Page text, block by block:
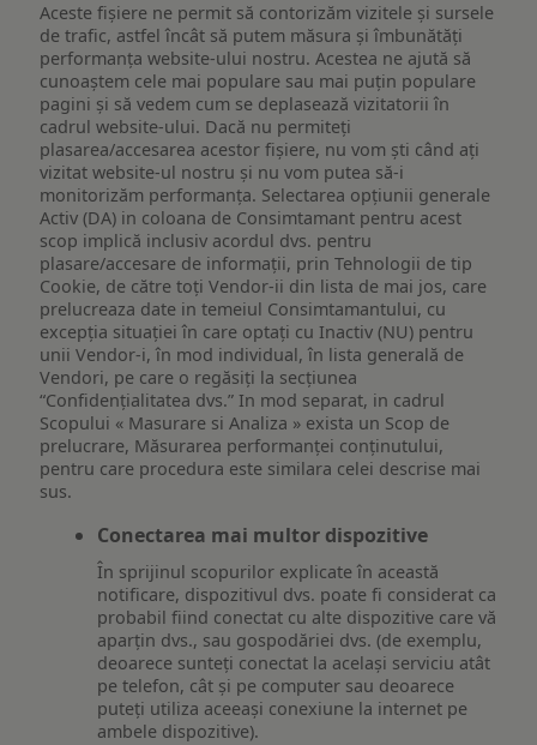
Aceste fișiere ne permit să contorizăm vizitele și sursele
de trafic, astfel încât să putem măsura și îmbunătăți
performanța website-ului nostru. Acestea ne ajută să
cunoaștem cele mai populare sau mai puțin populare
pagini și să vedem cum se deplasează vizitatorii în
cadrul website-ului. Dacă nu permiteți
plasarea/accesarea acestor fișiere, nu vom ști când ați
vizitat website-ul nostru și nu vom putea să-i
monitorizăm performanța. Selectarea opțiunii generale
Activ (DA) in coloana de Consimtamant pentru acest
scop implică inclusiv acordul dvs. pentru
plasare/accesare de informații, prin Tehnologii de tip
Cookie, de către toți Vendor-ii din lista de mai jos, care
prelucreaza date in temeiul Consimtamantului, cu
excepția situației în care optați cu Inactiv (NU) pentru
unii Vendor-i, în mod individual, în lista generală de
Vendori, pe care o regăsiți la secțiunea
“Confidențialitatea dvs.” In mod separat, in cadrul
Scopului « Masurare si Analiza » exista un Scop de
prelucrare, Măsurarea performanței conținutului,
pentru care procedura este similara celei descrise mai
sus.
Conectarea mai multor dispozitive
În sprijinul scopurilor explicate în această
notificare, dispozitivul dvs. poate fi considerat ca
probabil fiind conectat cu alte dispozitive care vă
aparțin dvs., sau gospodăriei dvs. (de exemplu,
deoarece sunteți conectat la același serviciu atât
pe telefon, cât și pe computer sau deoarece
puteți utiliza aceeași conexiune la internet pe
ambele dispozitive).